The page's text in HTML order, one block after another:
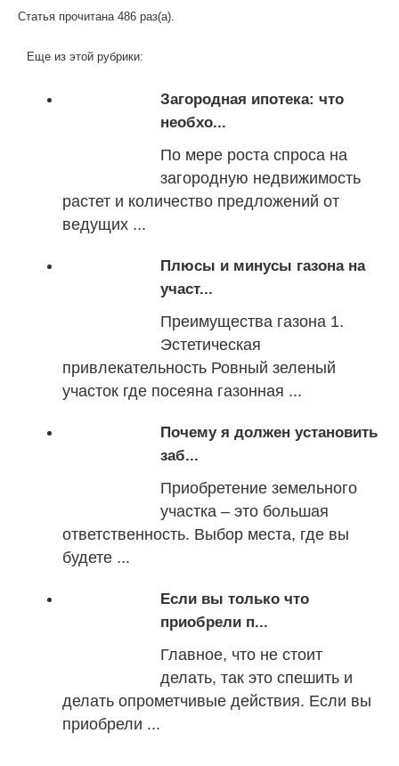
Статья прочитана 486 раз(a).
Еще из этой рубрики:
Загородная ипотека: что
необхо...
По мере роста спроса на
загородную недвижимость
растет и количество предложений от
ведущих ...
Плюсы и минусы газона на
участ...
Преимущества газона 1.
Эстетическая
привлекательность Ровный зеленый
участок где посеяна газонная ...
Почему я должен установить
заб...
Приобретение земельного
участка – это большая
ответственность. Выбор места, где вы
будете ...
Если вы только что
приобрели п...
Главное, что не стоит
делать, так это спешить и
делать опрометчивые действия. Если вы
приобрели ...